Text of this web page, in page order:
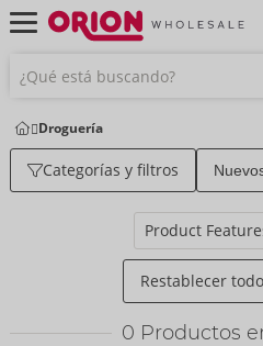
Droguería
Categorías y filtros
Product
Restablecer
0 Productos